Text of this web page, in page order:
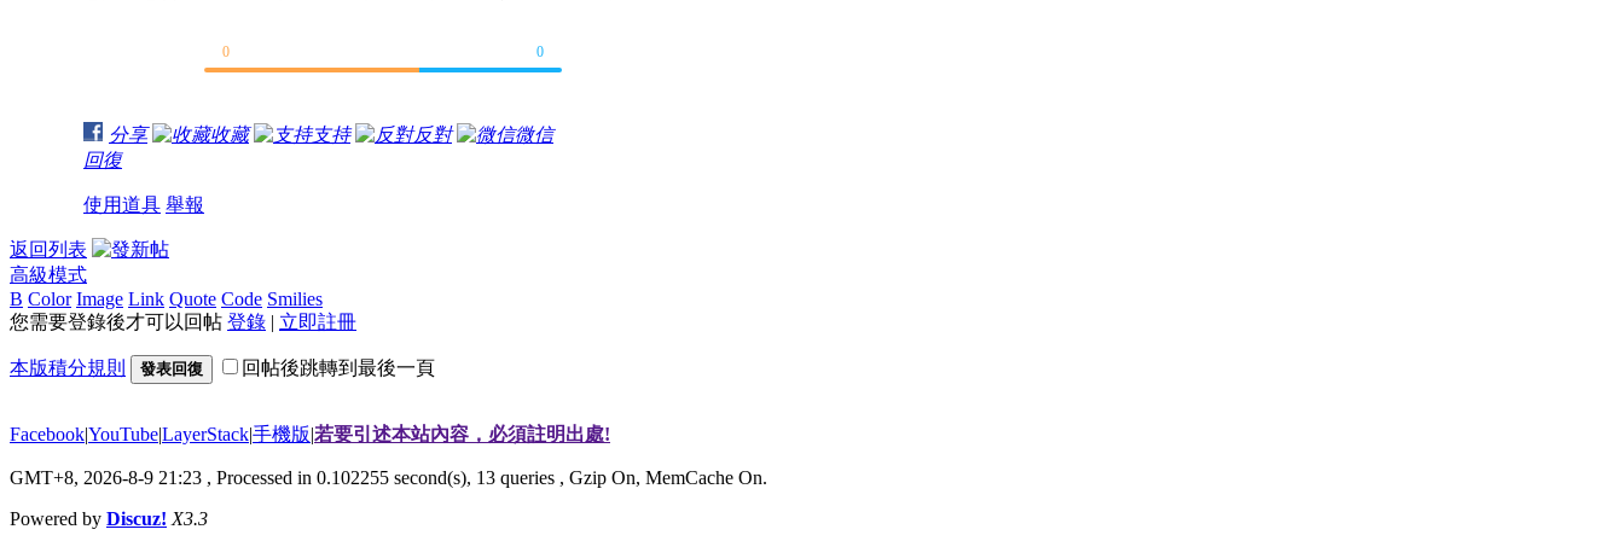
0
0
分享 收藏 支持 反對
微信
回復
使用道具 舉報
返回列表
高級模式
B Color Image Link Quote Code Smilies
您需要登錄後才可以回帖 登錄 | 立即註冊
本版積分規則 發表回復 回帖後跳轉到最後一頁
Facebook|YouTube|LayerStack|手機版|若要引述本站內容，必須註明出處!
GMT+8, 2026-8-9 21:23 , Processed in 0.102255 second(s), 13 queries , Gzip On, MemCache On.
Powered by Discuz! X3.3